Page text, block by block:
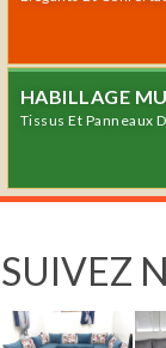
HABILLAGE
Tissus Et Panneaux
SUIVEZ